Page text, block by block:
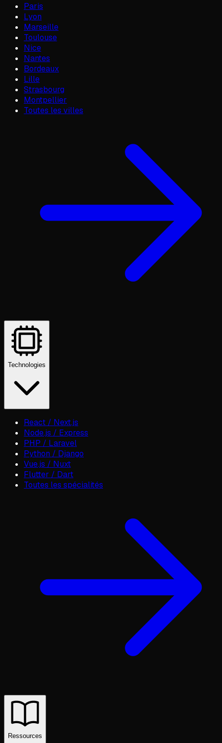
Paris
Lyon
Marseille
Toulouse
Nice
Nantes
Bordeaux
Lille
Strasbourg
Montpellier
Toutes les villes
Technologies
React / Next.js
Node.js / Express
PHP / Laravel
Python / Django
Vue.js / Nuxt
Flutter / Dart
Toutes les spécialités
Ressources